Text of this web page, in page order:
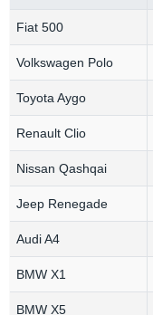
Fiat 500
Volkswagen Polo
Toyota Aygo
Renault Clio
Nissan Qashqai
Jeep Renegade
Audi A4
BMW X1
BMW X5